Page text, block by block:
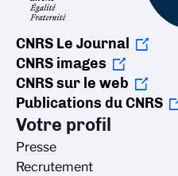
CNRS Le Journal
CNRS images
CNRS sur le web
Publications du CNRS
Votre profil
Presse
Recrutement